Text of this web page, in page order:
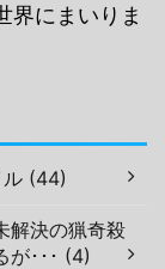
界にまいりま
ル (44)
解決の猟奇殺
が･･･ (4)